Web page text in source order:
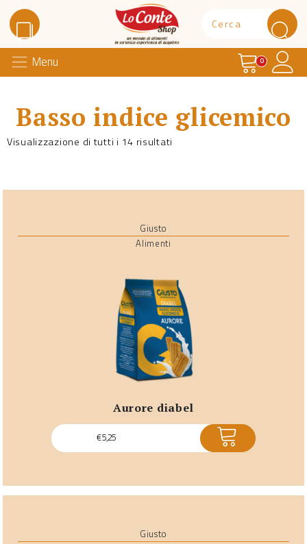
Lo Conte Shop
Menu Carrello
0
Basso indice glicemico
Visualizzazione di tutti i 14 risultati
Giusto
Alimenti
aurore diabel
€5,25 ACQUISTA
Giusto